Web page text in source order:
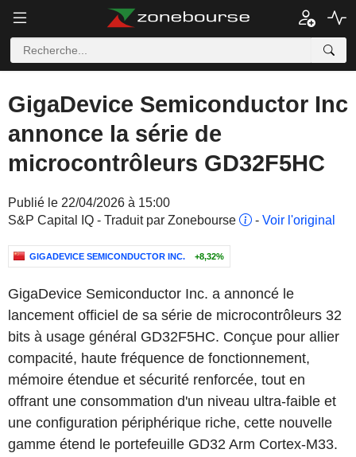
GigaDevice Semiconductor Inc
annonce la série de
microcontrôleurs GD32F5HC
Publié le 22/04/2026 à 15:00
S&P Capital IQ - Traduit par Zonebourse
- Voir l'original
GIGADEVICE SEMICONDUCTOR INC. +8,32%
GigaDevice Semiconductor Inc. a annoncé le
lancement officiel de sa série de microcontrôleurs 32
bits à usage général GD32F5HC. Conçue pour allier
compacité, haute fréquence de fonctionnement,
mémoire étendue et sécurité renforcée, tout en
offrant une consommation d'un niveau ultra-faible et
une configuration périphérique riche, cette nouvelle
gamme étend le portefeuille GD32 Arm Cortex-M33.